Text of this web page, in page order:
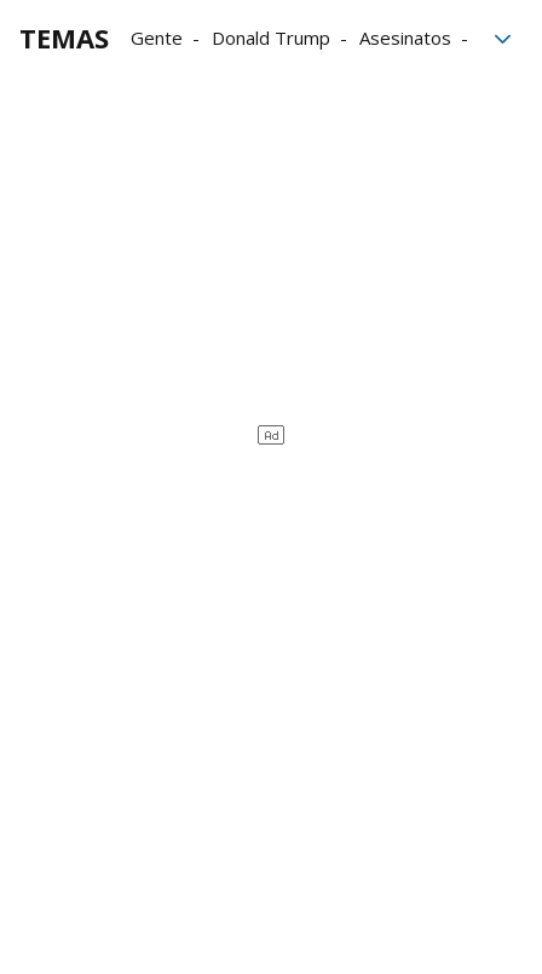
TEMAS Gente Donald Trump
Asesinatos